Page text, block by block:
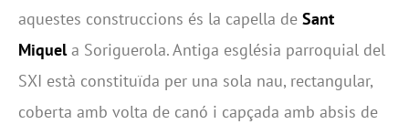
aquestes construccions és la capella de Sant
Miquela Soriguerola. Antiga església parroquial del
SXI està constituïda per una sola nau, rectangular,
coberta amb volta de canó i capçada amb absis de